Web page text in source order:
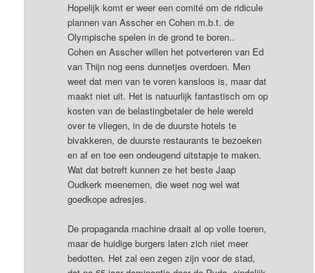
Hopelijk komt er weer een comité om de ridicule
plannen van Asscher en Cohen m.b.t. de
Olympische spelen in de grond te boren..
Cohen en Asscher willen het potverteren van Ed
van Thijn nog eens dunnetjes overdoen. Men
weet dat men van te voren kansloos is, maar dat
maakt niet uit. Het is natuurlijk fantastisch om op
kosten van de belastingbetaler de hele wereld
over te vliegen, in de de duurste hotels te
bivakkeren, de duurste restaurants te bezoeken
en af en toe een ondeugend uitstapje te maken.
Wat dat betreft kunnen ze het beste Jaap
Oudkerk meenemen, die weet nog wel wat
goedkope adresjes.
De propaganda machine draait al op volle toeren,
maar de huidige burgers laten zich niet meer
bedotten. Het zal een zegen zijn voor de stad,